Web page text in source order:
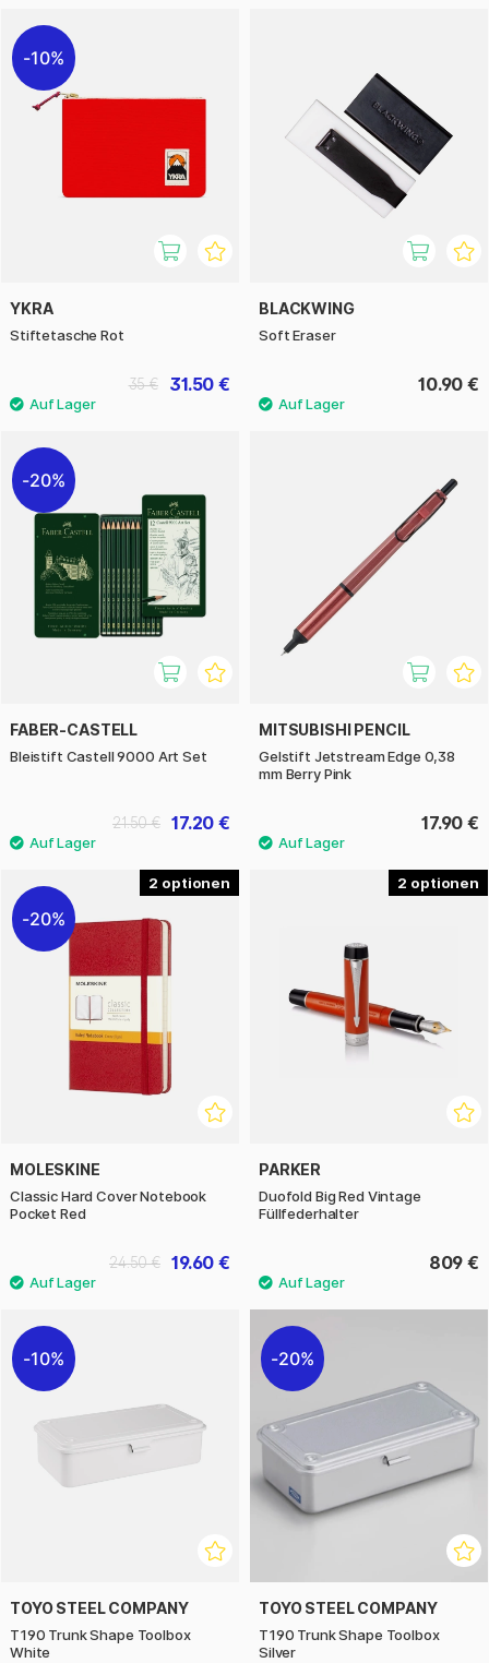
10%
YKRA
Stiftetasche Rot
31.50 €
35 €
BLACKWING
Soft Eraser
10.90 €
20%
FABER-CASTELL
Bleistift Castell 9000 Art Set
17.20 €
21.50 €
MITSUBISHI PENCIL
Gelstift Jetstream Edge 0,38
mm Berry Pink
17.90 €
2
20%
MOLESKINE
Classic Hard Cover Notebook
Pocket Red
19.60 €
24.50 €
2
PARKER
Duofold Big Red Vintage
Füllfederhalter
809 €
10%
TOYO STEEL COMPANY
T190 Trunk Shape Toolbox
White
20%
TOYO STEEL COMPANY
T190 Trunk Shape Toolbox
Silver